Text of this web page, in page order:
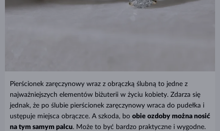
Pierścionek zaręczynowy wraz z obrączką ślubną to jedne z
najważniejszych elementów biżuterii w życiu kobiety. Zdarza się
jednak, że po ślubie pierścionek zaręczynowy wraca do pudełka i
ustępuje miejsca obrączce. A szkoda, bo obie ozdoby można nosić
na tym samym palcu. Może to być bardzo praktyczne i wygodne.